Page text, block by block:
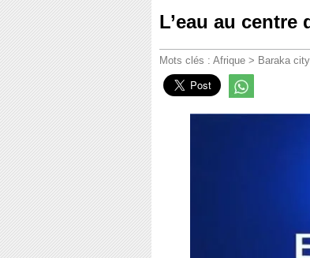
L’eau au
Mots clés : Afrique > Baraka city